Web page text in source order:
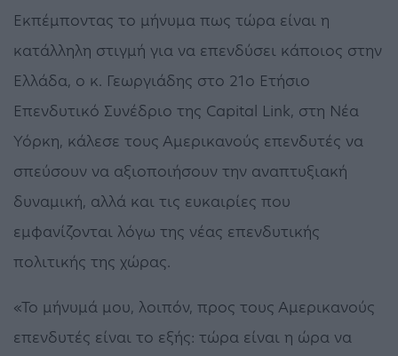
Εκπέμποντας το μήνυμα πως τώρα είναι η
κατάλληλη στιγμή για να επενδύσει κάποιος στην
Ελλάδα, ο κ. Γεωργιάδης στο 21o Ετήσιο
Επενδυτικό Συνέδριο της Capital Link, στη Νέα
Υόρκη, κάλεσε τους Αμερικανούς επενδυτές να
σπεύσουν να αξιοποιήσουν την αναπτυξιακή
δυναμική, αλλά και τις ευκαιρίες που
εμφανίζονται λόγω της νέας επενδυτικής
πολιτικής της χώρας.
«Το μήνυμά μου, λοιπόν, προς τους Αμερικανούς
επενδυτές είναι το εξής: τώρα είναι η ώρα να